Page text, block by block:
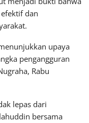
dan
upaya
pengangguran
Rabu
lepas dari
bersama